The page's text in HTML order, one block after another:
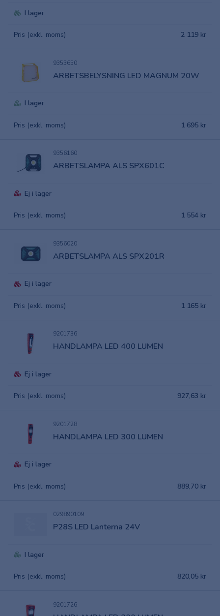
I lager
Pris (exkl. moms) 2 119 kr
9353650
ARBETSBELYSNING LED MAGNUM 20W
I lager
Pris (exkl. moms) 1 695 kr
9356160
ARBETSLAMPA ALS SPX601C
Ej i lager
Pris (exkl. moms) 1 554 kr
9356020
ARBETSLAMPA ALS SPX201R
Ej i lager
Pris (exkl. moms) 1 165 kr
9201736
HANDLAMPA LED 400 LUMEN
Ej i lager
Pris (exkl. moms) 927,63 kr
9201728
HANDLAMPA LED 300 LUMEN
Ej i lager
Pris (exkl. moms) 889,70 kr
029890109
P28S LED Lanterna 24V
I lager
Pris (exkl. moms) 820,05 kr
9201726